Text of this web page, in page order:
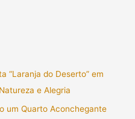
“Laranja do Deserto” em
e Alegria
um Quarto Aconchegante